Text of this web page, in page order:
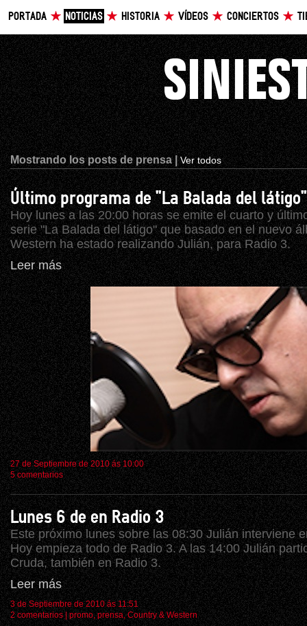
PORTADA NOTICIAS HISTORIA VÍDEOS CONCIERTOS
Mostrando los posts de prensa |Ver todos
Último programa de "La Balada del látigo"
Hoy lunes a las 20:00 horas se emite el cuarto y
serie "La Balada del látigo" que basado en el nuevo
Western ha estado realizando Julián, para Radio 3.
Leer más
27 de Septiembre de 2010 ás 10:00
5 comentarios
Lunes 6 de en Radio 3
Este próximo lunes sobre las 08:30 Julián interviene
Hoy empieza todo de Radio 3. A las 14:00 Julián
Cruda, también en Radio 3.
Leer más
3 de Septiembre de 2010 ás 11:51
2 comentarios|promo,prensa,Country & Western